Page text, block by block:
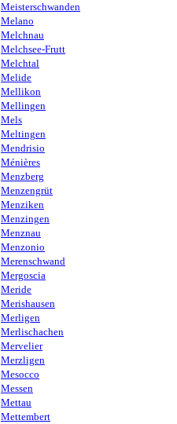
Meisterschwanden
Melano
Melchnau
Melchsee-Frutt
Melchtal
Melide
Mellikon
Mellingen
Mels
Meltingen
Mendrisio
Ménières
Menzberg
Menzengrüt
Menziken
Menzingen
Menznau
Menzonio
Merenschwand
Mergoscia
Meride
Merishausen
Merligen
Merlischachen
Mervelier
Merzligen
Mesocco
Messen
Mettau
Mettembert